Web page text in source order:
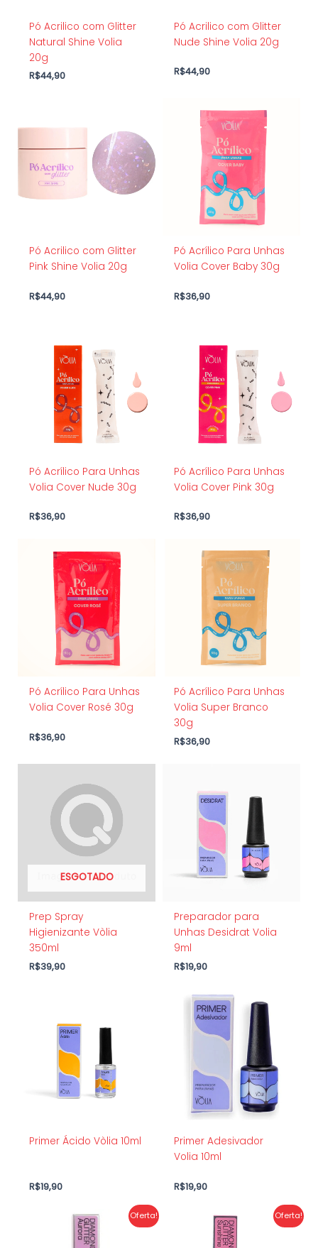
Pó Acrilico com Glitter
Natural Shine Volia
20g
R$44,90
Pó Acrilico com Glitter
Nude Shine Volia 20g
R$44,90
Pó Acrilico com Glitter
Pink Shine Volia 20g
R$44,90
Pó Acrílico Para Unhas
Volia Cover Baby 30g
R$36,90
Pó Acrílico Para Unhas
Volia Cover Nude 30g
R$36,90
Pó Acrílico Para Unhas
Volia Cover Pink 30g
R$36,90
Pó Acrílico Para Unhas
Volia Cover Rosé 30g
R$36,90
Pó Acrílico Para Unhas
Volia Super Branco
30g
R$36,90
ESGOTADO
Prep Spray
Higienizante Vòlia
350ml
R$39,90
Preparador para
Unhas Desidrat Volia
9ml
R$19,90
Primer Ácido Vòlia 10ml
R$19,90
Primer Adesivador
Volia 10ml
R$19,90
Oferta!
O
preço
atual
Oferta!
O
preço
atual